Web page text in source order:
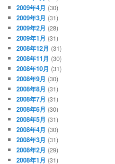
2009年4月 (30)
2009年3月 (31)
2009年2月 (28)
2009年1月 (31)
2008年12月 (31)
2008年11月 (30)
2008年10月 (31)
2008年9月 (30)
2008年8月 (31)
2008年7月 (31)
2008年6月 (30)
2008年5月 (31)
2008年4月 (30)
2008年3月 (31)
2008年2月 (29)
2008年1月 (31)